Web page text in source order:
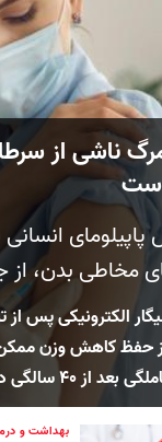
ناشی از
مخاطی بدن، از
الکترونیکی پس
حفظ کاهش وزن
بعد از ۴۰ سالگی دقیقا چگونه است؟
بهداشت و